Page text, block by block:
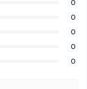
0
0
0
0
0